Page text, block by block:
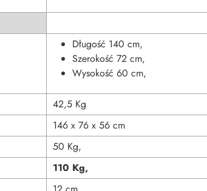
Długość 140 cm,
Szerokość 72 cm,
Wysokość 60 cm,
42,5 Kg
146 x 76 x 56 cm
50 Kg,
110 Kg,